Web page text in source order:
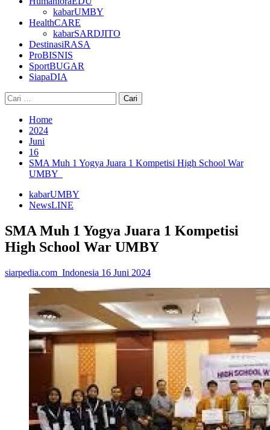
kabarUMBY
HealthCARE
kabarSARDJITO
DestinasiRASA
ProBISNIS
SportBUGAR
SiapaDIA
Cari
untuk:
Home
2024
Juni
16
SMA Muh 1 Yogya Juara 1 Kompetisi High School War
UMBY
kabarUMBY
NewsLINE
SMA Muh 1 Yogya Juara 1 Kompetisi
High School War UMBY
siarpedia.com_Indonesia 16 Juni 2024